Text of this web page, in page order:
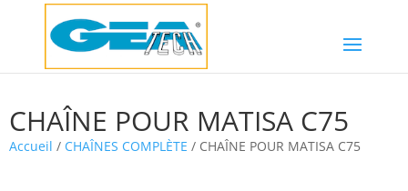
CHAÎNE POUR MATISA C75
Accueil / CHAÎNES COMPLÈTE / CHAÎNE POUR MATISA C75